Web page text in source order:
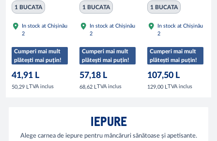
1 BUCATA
In stock at Chișinău
2
Cumperi mai mult
plătești mai puțin!
41,91 L
50,29 L TVA inclus
1 BUCATA
In stock at Chișinău
2
Cumperi mai mult
plătești mai puțin!
57,18 L
68,62 L TVA inclus
1 BUCATA
In stock at Chișinău
2
Cumperi mai mult
plătești mai puțin!
107,50 L
129,00 L TVA inclus
IEPURE
Alege carnea de iepure pentru mâncăruri sănătoase și apetisante.